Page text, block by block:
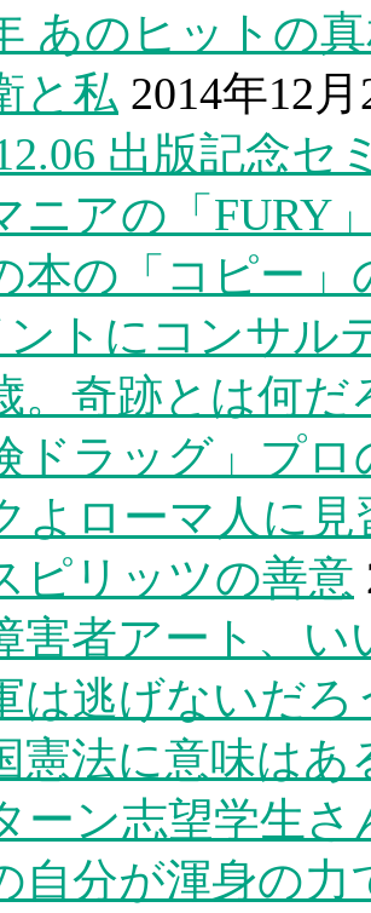
あのヒットの
と私 2014年12
出版記念セ
ニアの「FURY
本の「コピー」
トにコンサル
。奇跡とは何だ
ドラッグ」プ
よローマ人に見
ピリッツの善意
害者アート、い
は逃げないだろ
憲法に意味は
ーン志望学生
自分が渾身の力